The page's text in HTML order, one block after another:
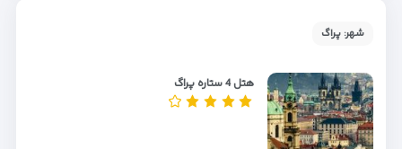
شهر: پراگ
هتل 4 ستاره پراگ